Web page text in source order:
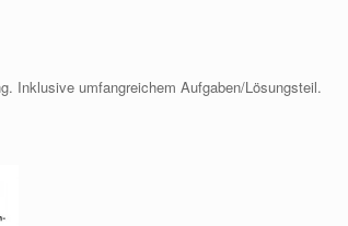
Inklusive umfangreichem Aufgaben/Lösungsteil.